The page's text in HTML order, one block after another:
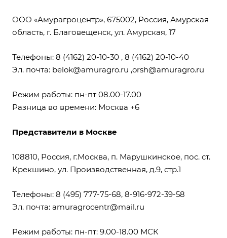
ООО «Амурагроцентр», 675002, Россия, Амурская
область, г. Благовещенск, ул. Амурская, 17
Телефоны: 8 (4162) 20-10-30 , 8 (4162) 20-10-40
Эл. почта: belok@amuragro.ru ,orsh@amuragro.ru
Режим работы: пн-пт 08.00-17.00
Разница во времени: Москва +6
Представители в Москве
108810, Россия, г.Москва, п. Марушкинское, пос. ст.
Крекшино, ул. Производственная, д.9, стр.1
Телефоны: 8 (495) 777-75-68, 8-916-972-39-58
Эл. почта: amuragrocentr@mail.ru
Режим работы: пн-пт: 9.00-18.00 МСК